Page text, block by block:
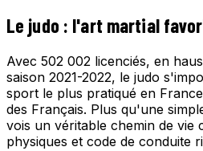
Le judo : l'art martial
Avec 502 002 licenciés, en
saison 2021-2022, le judo
sport le plus pratiqué en
des Français. Plus qu'une
vois un véritable chemin de vie
physiques et code de conduite